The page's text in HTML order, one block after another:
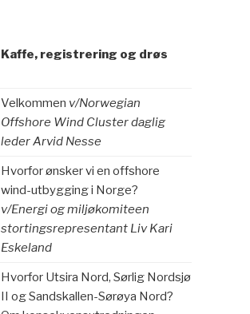
Kaffe, registrering og drøs
Velkommen v/Norwegian
Offshore Wind Cluster daglig
leder Arvid Nesse
Hvorfor ønsker vi en offshore
wind-utbygging i Norge?
v/Energi og miljøkomiteen
stortingsrepresentant Liv Kari
Eskeland
Hvorfor Utsira Nord, Sørlig Nordsjø
II og Sandskallen-Sørøya Nord?